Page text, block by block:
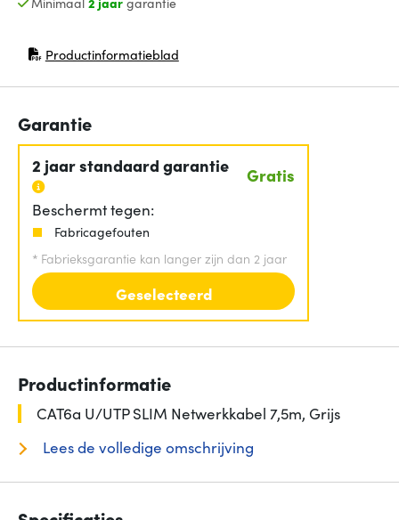
Productinformatieblad
(opent in nieuw venster)
Garantie
2 jaar standaard garantie Gratis
Beschermt tegen:
Fabricagefouten
* Fabrieksgarantie kan langer zijn dan 2 jaar
Geselecteerd
Productinformatie
CAT6a U/UTP SLIM Netwerkkabel 7,5m, Grijs
Lees de volledige omschrijving